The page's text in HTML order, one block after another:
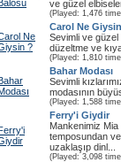
ve güzel
(Played: 1,476
Carol Ne
Sevimli ve güzel
düzeltme ve
(Played: 1,810
Bahar Modası
Sevimli
modasının
(Played: 1,588
Ferry'i Giydir
Mankenimiz Mia
temposundan
uzaklaşıp dinl...
(Played: 3,098